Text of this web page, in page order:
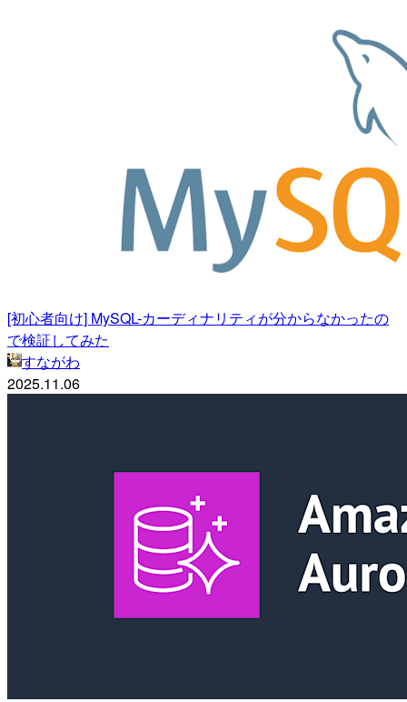
[初心者向け] MySQL-カーディナリティが分からなかったの
で検証してみた
すながわ
2025.11.06